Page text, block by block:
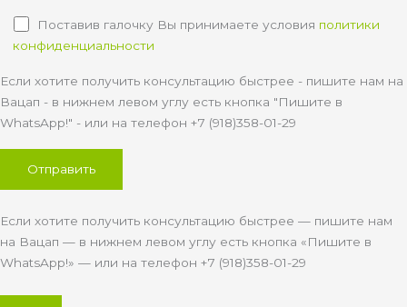
Поставив галочку Вы принимаете условия политики
конфиденциальности
Если хотите получить консультацию быстрее - пишите нам на
Вацап - в нижнем левом углу есть кнопка "Пишите в
WhatsApp!" - или на телефон +7 (918)358-01-29
Если хотите получить консультацию быстрее — пишите нам
на Вацап — в нижнем левом углу есть кнопка «Пишите в
WhatsApp!» — или на телефон +7 (918)358-01-29